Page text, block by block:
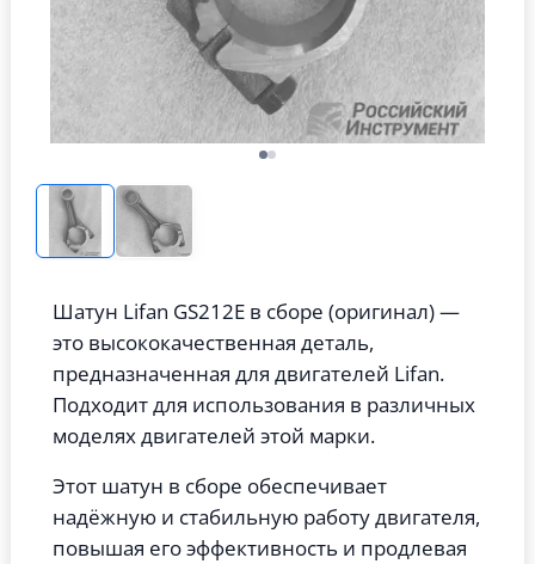
Шатун Lifan GS212E в сборе (оригинал) —
это высококачественная деталь,
предназначенная для двигателей Lifan.
Подходит для использования в различных
моделях двигателей этой марки.
Этот шатун в сборе обеспечивает
надёжную и стабильную работу двигателя,
повышая его эффективность и продлевая